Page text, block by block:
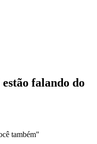
falando do
também"